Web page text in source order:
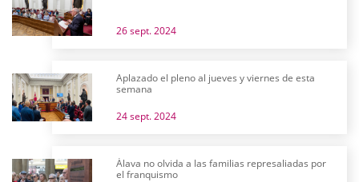
26 sept. 2024
Aplazado el pleno al jueves y viernes de esta
semana
24 sept. 2024
Álava no olvida a las familias represaliadas por
el franquismo